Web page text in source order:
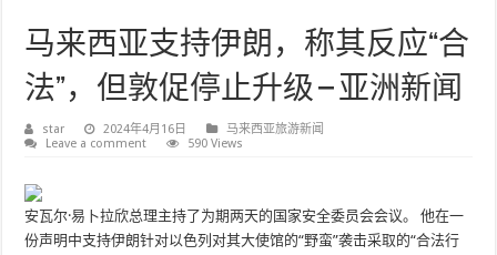
马来西亚支持伊朗，称其反应“合
法”，但敦促停止升级 – 亚洲新闻
star 2024年4月16日
马来西亚旅游新闻
Leave a comment
590 Views
安瓦尔·易卜拉欣总理主持了为期两天的国家安全委员会会议。 他在一
份声明中支持伊朗针对以色列对其大使馆的“野蛮”袭击采取的“合法行